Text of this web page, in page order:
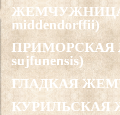
ЖЕМЧУЖНИЦА
middendorffii)
ПРИМОРСКАЯ
sujfunensis)
ГЛАДКАЯ
КУРИЛЬСКАЯ